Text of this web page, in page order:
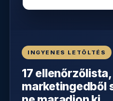
INGYENES LETÖLTÉS
17
marketingedből